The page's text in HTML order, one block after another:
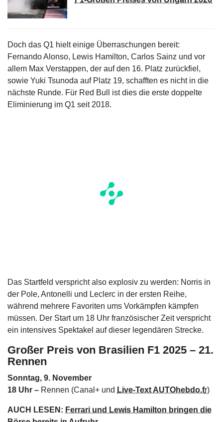
Doch das Q1 hielt einige Überraschungen bereit:
Fernando Alonso, Lewis Hamilton, Carlos Sainz und vor
allem Max Verstappen, der auf den 16. Platz zurückfiel,
sowie Yuki Tsunoda auf Platz 19, schafften es nicht in die
nächste Runde. Für Red Bull ist dies die erste doppelte
Eliminierung im Q1 seit 2018.
Das Startfeld verspricht also explosiv zu werden: Norris in
der Pole, Antonelli und Leclerc in der ersten Reihe,
während mehrere Favoriten ums Vorkämpfen kämpfen
müssen. Der Start um 18 Uhr französischer Zeit verspricht
ein intensives Spektakel auf dieser legendären Strecke.
Großer Preis von Brasilien F1 2025 – 21.
Rennen
Sonntag, 9. November
18 Uhr – Rennen (Canal+ und Live-Text AUTOhebdo.fr)
AUCH LESEN: Ferrari und Lewis Hamilton bringen die